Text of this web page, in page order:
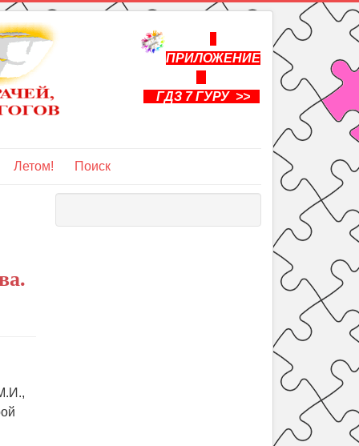
ПРИЛОЖЕНИЕ
ГДЗ 7 ГУРУ >>
Летом! Поиск